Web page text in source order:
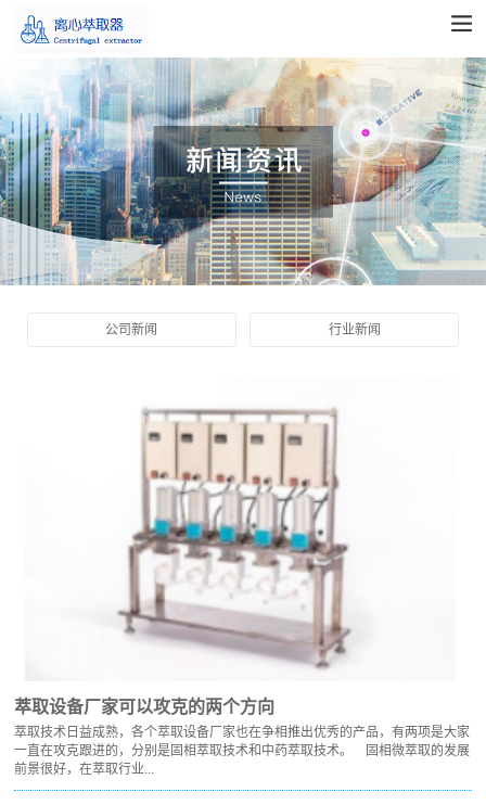
公司新闻 行业新闻
萃取设备厂家可以攻克的两个方向
萃取技术日益成熟，各个萃取设备厂家也在争相推出优秀的产品，有两项是大家
一直在攻克跟进的，分别是固相萃取技术和中药萃取技术。 固相微萃取的发展
前景很好，在萃取行业...